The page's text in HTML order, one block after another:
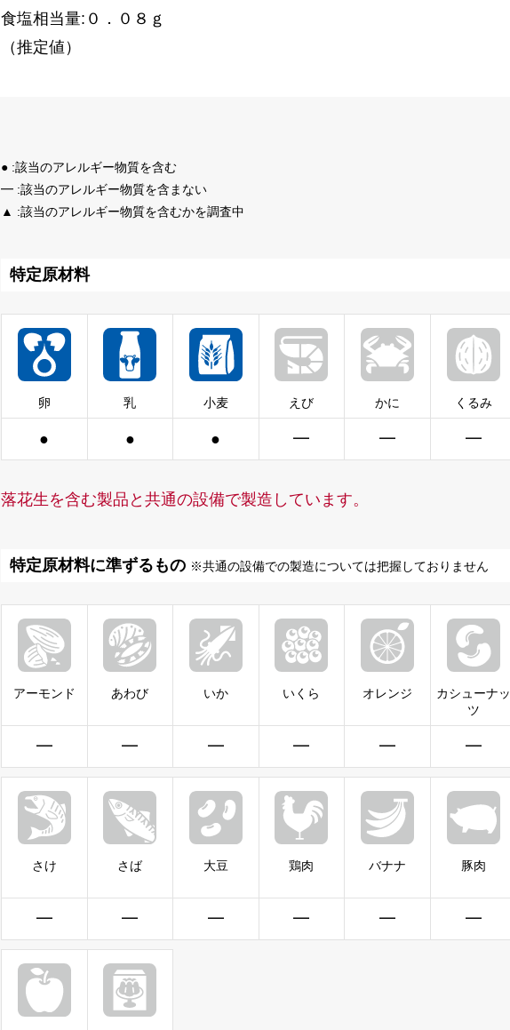
食塩相当量:０．０８ｇ
（推定値）
● :該当のアレルギー物質を含む
━ :該当のアレルギー物質を含まない
▲ :該当のアレルギー物質を含むかを調査中
特定原材料
卵
●
乳
●
小麦
●
えび
━
かに
━
くるみ
━
落花生を含む製品と共通の設備で製造しています。
特定原材料に準ずるもの ※共通の設備での製造については把握しておりません
アーモンド
━
あわび
━
いか
━
いくら
━
オレンジ
━
カシューナッ
ツ
━
さけ
━
さば
━
大豆
━
鶏肉
━
バナナ
━
豚肉
━